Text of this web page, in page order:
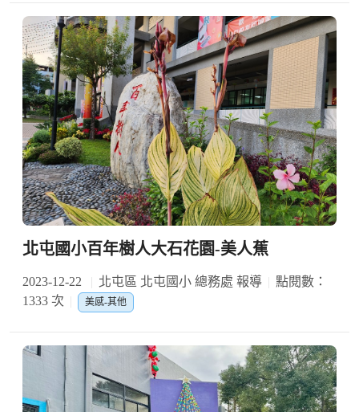
北屯國小百年樹人大石花園-美人蕉
2023-12-22 北屯區 北屯國小 總務處 報導
點閱數：
1333 次
美感-其他